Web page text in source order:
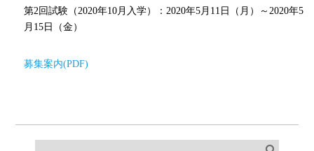
第2回試験（2020年10月入学）：2020年5月11日（月）～2020年5
月15日（金）
募集案内(PDF)